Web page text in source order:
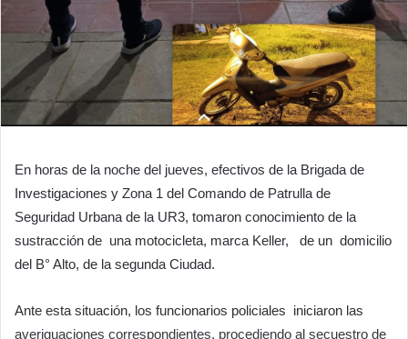
En horas de la noche del jueves, efectivos de la Brigada de
Investigaciones y Zona 1 del Comando de Patrulla de
Seguridad Urbana de la UR3, tomaron conocimiento de la
sustracción de una motocicleta, marca Keller, de un domicilio
del B° Alto, de la segunda Ciudad.
Ante esta situación, los funcionarios policiales iniciaron las
averiguaciones correspondientes, procediendo al secuestro de